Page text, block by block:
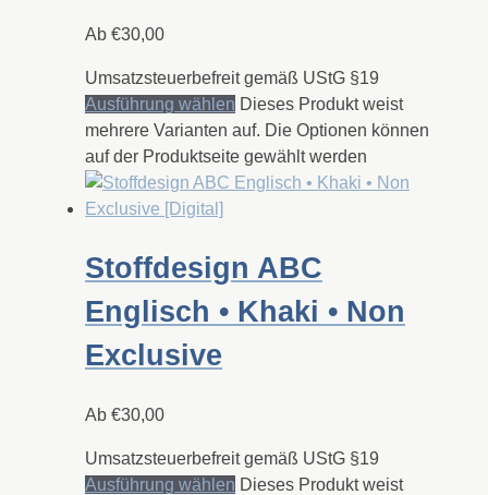
Ab €30,00
Umsatzsteuerbefreit gemäß UStG §19
Ausführung wählen Dieses Produkt weist
mehrere Varianten auf. Die Optionen können
auf der Produktseite gewählt werden
Stoffdesign ABC
Englisch • Khaki • Non
Exclusive
Ab €30,00
Umsatzsteuerbefreit gemäß UStG §19
Ausführung wählen Dieses Produkt weist